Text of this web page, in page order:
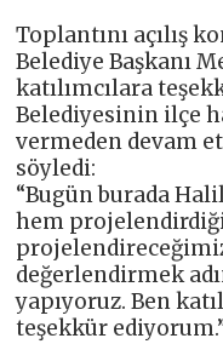
Toplantını açılış
Belediye Başkanı
katılımcılara
Belediyesinin ilçe
vermeden devam
söyledi:
“Bugün burada
hem
projelendireceğimiz
değerlendirmek
yapıyoruz. Ben
teşekkür